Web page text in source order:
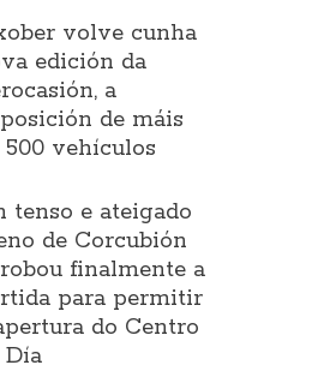
volve cunha
edición da
a
de máis
500 vehículos
tenso e ateigado
de Corcubión
finalmente a
para permitir
do Centro
Día